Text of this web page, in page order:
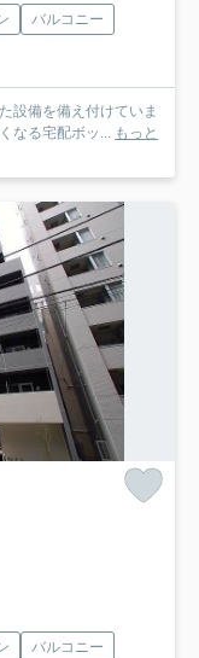
バルコニー
設備を備え付けていま
なる宅配ボッ... もっと
バルコニー